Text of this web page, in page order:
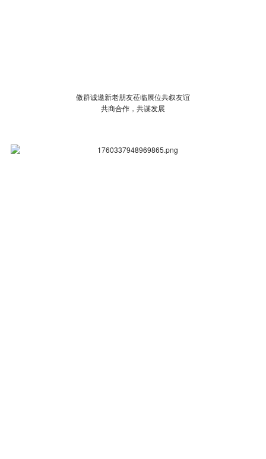
傲群诚邀新老朋友莅临展位共叙友谊
共商合作，共谋发展